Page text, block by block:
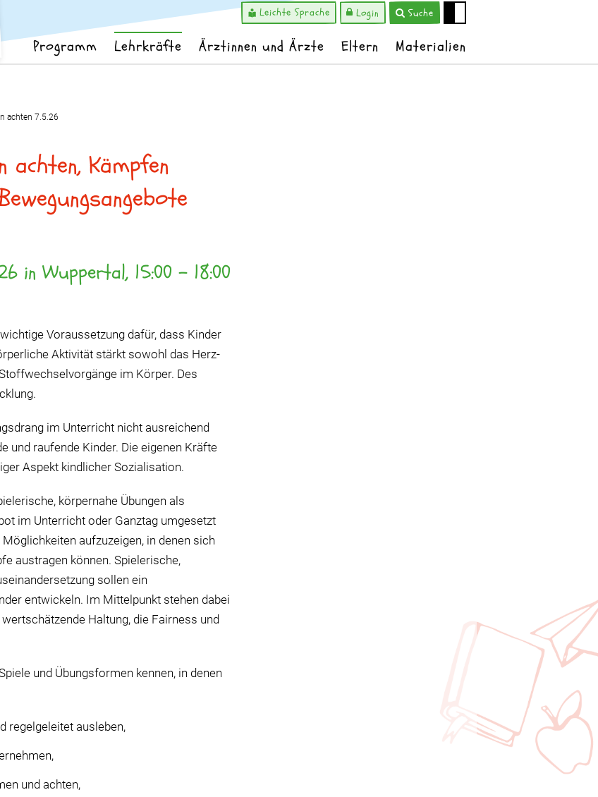
Leichte Sprache Login Suche
Programm Lehrkräfte Ärztinnen und Ärzte Eltern Materialien
achten 7.5.26
achten, Kämpfen
in Wuppertal, 15:00 – 18:00
Voraussetzung dafür, dass Kinder
Aktivität stärkt sowohl das Herz-
im Körper. Des
im Unterricht nicht ausreichend
und raufende Kinder. Die eigenen Kräfte
Aspekt kindlicher Sozialisation.
körpernahe Übungen als
im Unterricht oder Ganztag umgesetzt
aufzuzeigen, in denen sich
austragen können. Spielerische,
sollen ein
entwickeln. Im Mittelpunkt stehen dabei
Haltung, die Fairness und
und Übungsformen kennen, in denen
regelgeleitet ausleben,
und achten,